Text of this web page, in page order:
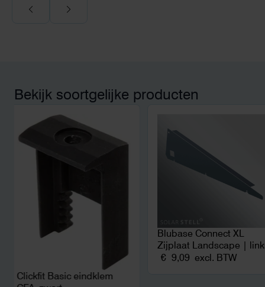
noodstroom voor de
netcongestie.
Bekijk soortgelijke producten
Clickfit Basic eindklem
Blubase Connect XL
Zijplaat Landscape |
€ 9,09 excl. BTW